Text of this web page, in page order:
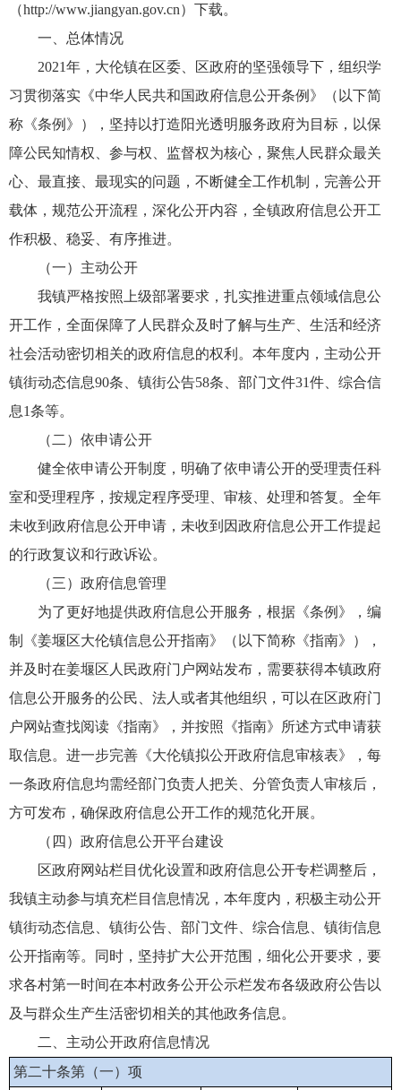
（http://www.jiangyan.gov.cn）下载。
一、总体情况
2021年，大伦镇在区委、区政府的坚强领导下，组织学
习贯彻落实《中华人民共和国政府信息公开条例》（以下简
称《条例》），坚持以打造阳光透明服务政府为目标，以保
障公民知情权、参与权、监督权为核心，聚焦人民群众最关
心、最直接、最现实的问题，不断健全工作机制，完善公开
载体，规范公开流程，深化公开内容，全镇政府信息公开工
作积极、稳妥、有序推进。
（一）主动公开
我镇严格按照上级部署要求，扎实推进重点领域信息公
开工作，全面保障了人民群众及时了解与生产、生活和经济
社会活动密切相关的政府信息的权利。本年度内，主动公开
镇街动态信息90条、镇街公告58条、部门文件31件、综合信
息1条等。
（二）依申请公开
健全依申请公开制度，明确了依申请公开的受理责任科
室和受理程序，按规定程序受理、审核、处理和答复。全年
未收到政府信息公开申请，未收到因政府信息公开工作提起
的行政复议和行政诉讼。
（三）政府信息管理
为了更好地提供政府信息公开服务，根据《条例》，编
制《姜堰区大伦镇信息公开指南》（以下简称《指南》），
并及时在姜堰区人民政府门户网站发布，需要获得本镇政府
信息公开服务的公民、法人或者其他组织，可以在区政府门
户网站查找阅读《指南》，并按照《指南》所述方式申请获
取信息。进一步完善《大伦镇拟公开政府信息审核表》，每
一条政府信息均需经部门负责人把关、分管负责人审核后，
方可发布，确保政府信息公开工作的规范化开展。
（四）政府信息公开平台建设
区政府网站栏目优化设置和政府信息公开专栏调整后，
我镇主动参与填充栏目信息情况，本年度内，积极主动公开
镇街动态信息、镇街公告、部门文件、综合信息、镇街信息
公开指南等。同时，坚持扩大公开范围，细化公开要求，要
求各村第一时间在本村政务公开公示栏发布各级政府公告以
及与群众生产生活密切相关的其他政务信息。
二、主动公开政府信息情况
第二十条第（一）项